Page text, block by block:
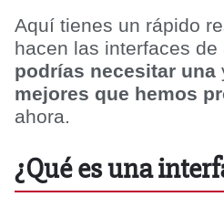
Aquí tienes un rápido
hacen las interfaces de
podrías necesitar una
mejores que hemos
ahora.
¿Qué es una